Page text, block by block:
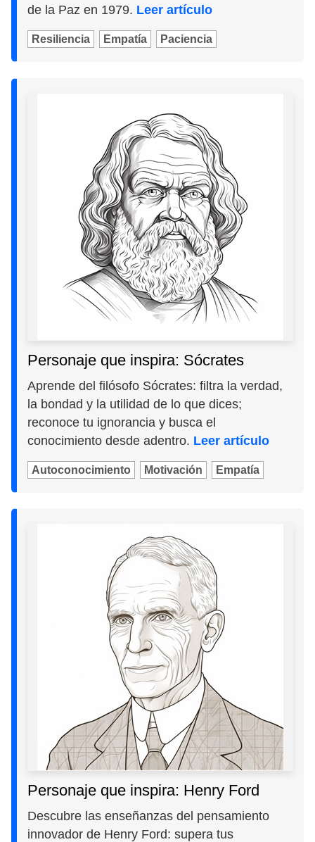
de la Paz en 1979. Leer artículo
Resiliencia Empatía Paciencia
Personaje que inspira: Sócrates
Aprende del filósofo Sócrates: filtra la verdad,
la bondad y la utilidad de lo que dices;
reconoce tu ignorancia y busca el
conocimiento desde adentro. Leer artículo
Autoconocimiento Motivación Empatía
Personaje que inspira: Henry Ford
Descubre las enseñanzas del pensamiento
innovador de Henry Ford: supera tus